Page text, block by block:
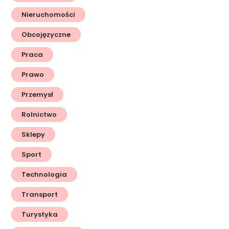
Nieruchomości
Obcojęzyczne
Praca
Prawo
Przemysł
Rolnictwo
Sklepy
Sport
Technologia
Transport
Turystyka